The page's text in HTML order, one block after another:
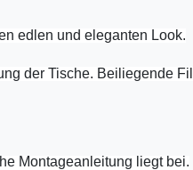
edlen und eleganten Look.
der Tische. Beiliegende
Montageanleitung liegt bei.